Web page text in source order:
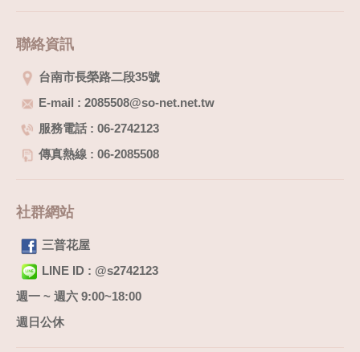
聯絡資訊
台南市長榮路二段35號
E-mail : 2085508@so-net.net.tw
服務電話 : 06-2742123
傳真熱線 : 06-2085508
社群網站
三普花屋
LINE ID : @s2742123
週一 ~ 週六 9:00~18:00
週日公休